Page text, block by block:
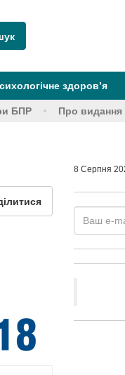
здоров’я
БПР Про видання
8 Серпня